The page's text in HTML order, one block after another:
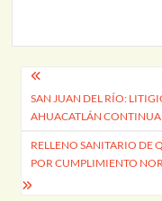
Navegación
de
entradas
SAN JUAN DEL RÍO:
AHUACATLÁN
RELLENO SANITARIO DE
POR CUMPLIMIENTO